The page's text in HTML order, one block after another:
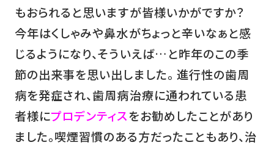
もおられると思いますが皆様いかがですか？
今年はくしゃみや鼻水がちょっと辛いなぁと感
じるようになり、そういえば…と昨年のこの季
節の出来事を思い出しました。 進行性の歯周
病を発症され、歯周病治療に通われている患
者様にプロデンティスをお勧めしたことがあり
ました。喫煙習慣のある方だったこともあり、治